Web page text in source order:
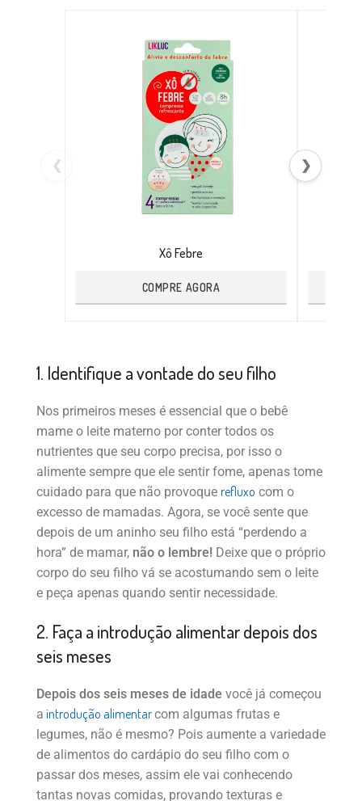
❮
Xô Febre
COMPRE AGORA
❯
1. Identifique a vontade do seu filho
Nos primeiros meses é essencial que o bebê
mame o leite materno por conter todos os
nutrientes que seu corpo precisa, por isso o
alimente sempre que ele sentir fome, apenas tome
cuidado para que não provoque refluxo com o
excesso de mamadas. Agora, se você sente que
depois de um aninho seu filho está “perdendo a
hora” de mamar, não o lembre! Deixe que o próprio
corpo do seu filho vá se acostumando sem o leite
e peça apenas quando sentir necessidade.
2. Faça a introdução alimentar depois dos
seis meses
Depois dos seis meses de idade você já começou
a introdução alimentarcom algumas frutas e
legumes, não é mesmo? Pois aumente a variedade
de alimentos do cardápio do seu filho com o
passar dos meses, assim ele vai conhecendo
tantas novas comidas, provando texturas e